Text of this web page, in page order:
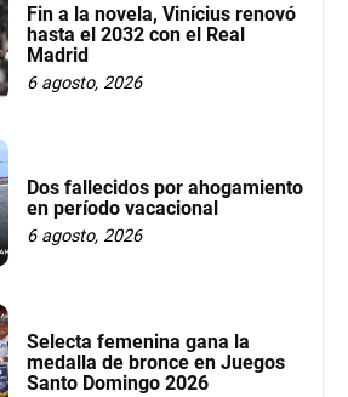
Fin a la novela, Vinícius renovó
hasta el 2032 con el Real
Madrid
6 agosto, 2026
Dos fallecidos por ahogamiento
en período vacacional
6 agosto, 2026
Selecta femenina gana la
medalla de bronce en Juegos
Santo Domingo 2026